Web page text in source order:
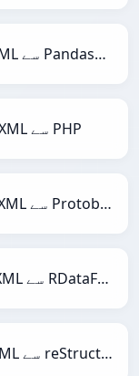
XML سے PandasDataFrame
XML سے PHP
XML سے Protobuf
XML سے RDataFrame
XML سے reStructuredText